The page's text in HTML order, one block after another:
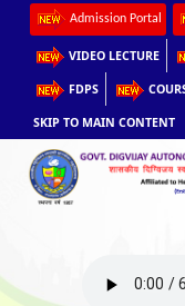
Admission Portal
VIDEO LECTURE
FDPS
SKIP TO MAIN CONTENT